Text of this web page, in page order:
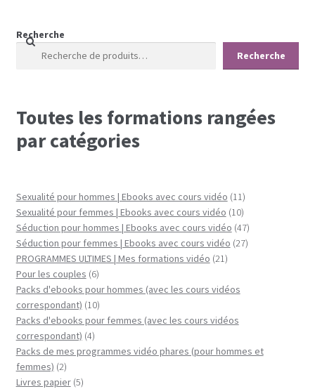
Recherche
Recherche
Toutes les formations rangées
par catégories
Sexualité pour hommes | Ebooks avec cours vidéo 1111
produits
Sexualité pour femmes | Ebooks avec cours vidéo 1010
produits
Séduction pour hommes | Ebooks avec cours vidéo 4747
produits
Séduction pour femmes | Ebooks avec cours vidéo 2727
PROGRAMMES ULTIMES | Mes formations vidéo 2121
Pour les couples 66
produits
Packs d'ebooks pour hommes (avec les cours vidéos
correspondant) 1010
produits
Packs d'ebooks pour femmes (avec les cours vidéos
correspondant) 44
produits
Packs de mes programmes vidéo phares (pour hommes et
femmes) 22
produits
Livres papier 55